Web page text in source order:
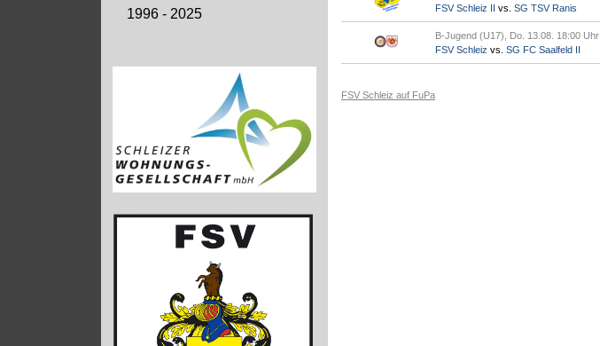
1996 - 2025
FSV Schleiz II vs. SG TSV Ranis
B-Jugend (U17), Do. 13.08. 18:00 Uhr
FSV Schleiz vs. SG FC Saalfeld II
FSV Schleiz auf FuPa